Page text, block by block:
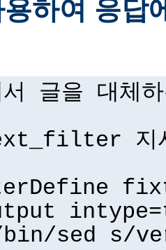
하여 응답
글을 대체
지
bin/sed s/